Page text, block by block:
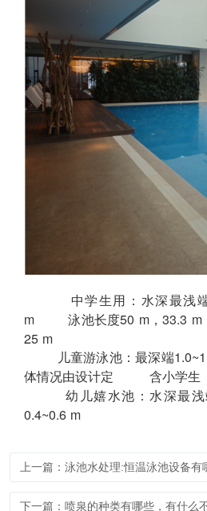
中学生用：水深最浅端
m 泳池长度50 m，33.3
25 m
儿童游泳池：最深端
体情况由设计定 含小学生
幼儿嬉水池：水深最浅
0.4~0.6 m
上一篇：泳池水处理:恒温泳池设备有
下一篇：喷泉的种类有哪些，有什么